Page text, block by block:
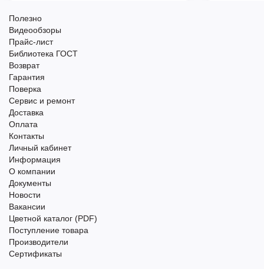
Полезно
Видеообзоры
Прайс-лист
Библиотека ГОСТ
Возврат
Гарантия
Поверка
Сервис и ремонт
Доставка
Оплата
Контакты
Личный кабинет
Информация
О компании
Документы
Новости
Вакансии
Цветной каталог (PDF)
Поступление товара
Производители
Сертификаты